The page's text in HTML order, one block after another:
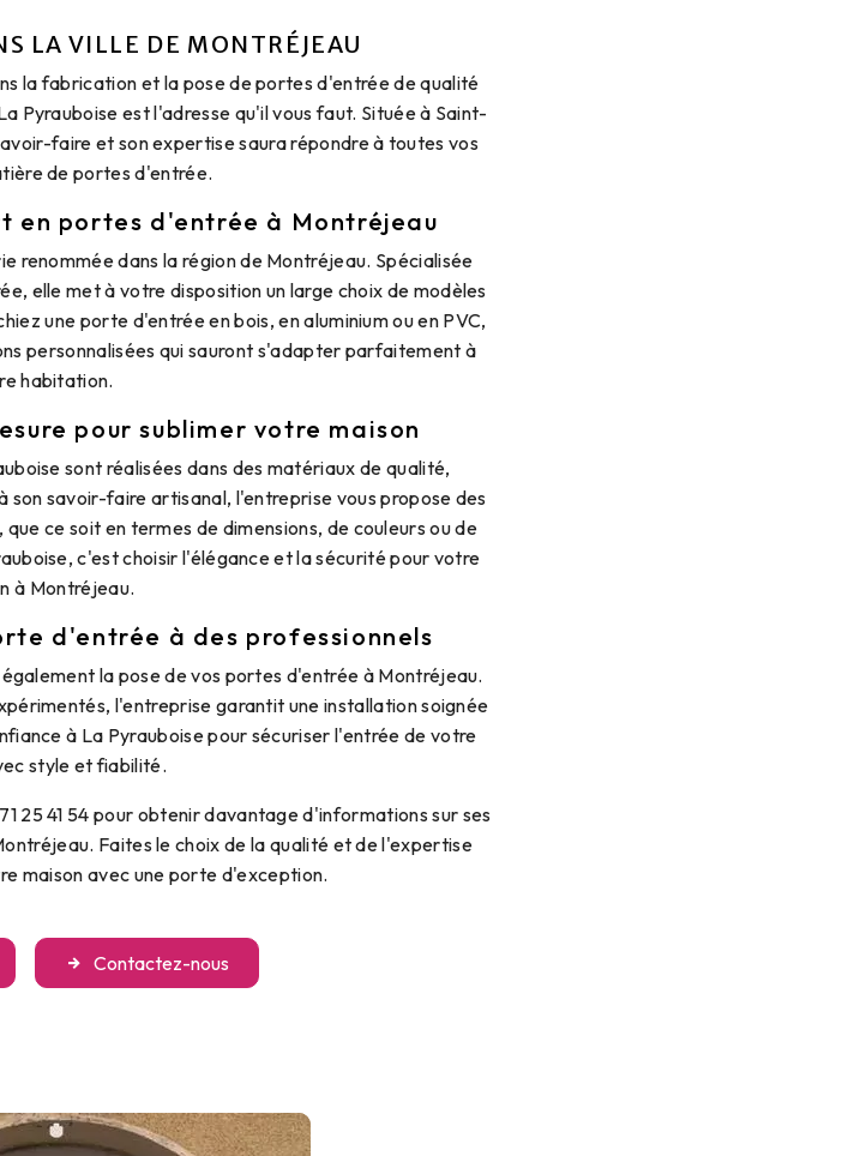
LA VILLE DE MONTRÉJEAU
la fabrication et la pose de portes d'entrée de qualité
Pyrauboise est l'adresse qu'il vous faut. Située à Saint-
faire et son expertise saura répondre à toutes vos
de portes d'entrée.
en portes d'entrée à Montréjeau
renommée dans la région de Montréjeau. Spécialisée
elle met à votre disposition un large choix de modèles
une porte d'entrée en bois, en aluminium ou en PVC,
personnalisées qui sauront s'adapter parfaitement à
habitation.
pour sublimer votre maison
sont réalisées dans des matériaux de qualité,
savoir-faire artisanal, l'entreprise vous propose des
ce soit en termes de dimensions, de couleurs ou de
c'est choisir l'élégance et la sécurité pour votre
à Montréjeau.
d'entrée à des professionnels
la pose de vos portes d'entrée à Montréjeau.
l'entreprise garantit une installation soignée
à La Pyrauboise pour sécuriser l'entrée de votre
style et fiabilité.
25 41 54 pour obtenir davantage d'informations sur ses
Faites le choix de la qualité et de l'expertise
maison avec une porte d'exception.
Contactez-nous